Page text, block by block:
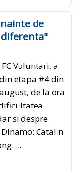
de
diferenta"
Voluntari, a
etapa #4 din
de la ora
si despre
Catalin
...